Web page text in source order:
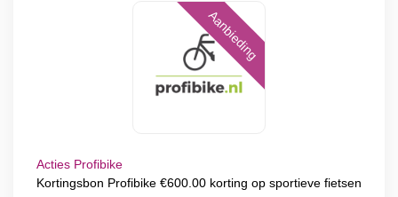
Aanbieding
Acties Profibike
Kortingsbon Profibike €600.00 korting op sportieve fietsen